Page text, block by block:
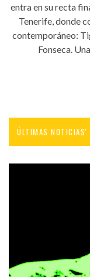
entra en su recta
Tenerife, donde
contemporáneo:
Fonseca.
ÚLTIMAS NOTICIAS'